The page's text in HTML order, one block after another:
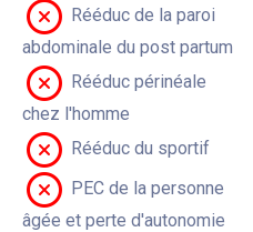
Rééduc de la paroi
abdominale du post partum
Rééduc périnéale
chez l'homme
Rééduc du sportif
PEC de la personne
âgée et perte d'autonomie